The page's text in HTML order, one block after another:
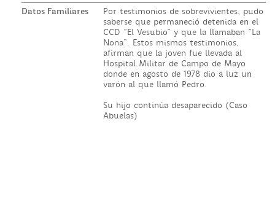
Datos Familiares
Por testimonios de sobrevivientes, pudo
saberse que permaneció detenida en el
CCD "El Vesubio" y que la llamaban "La
Nona". Estos mismos testimonios,
afirman que la joven fue llevada al
Hospital Militar de Campo de Mayo
donde en agosto de 1978 dio a luz un
varón al que llamó Pedro.
Su hijo continúa desaparecido (Caso
Abuelas)